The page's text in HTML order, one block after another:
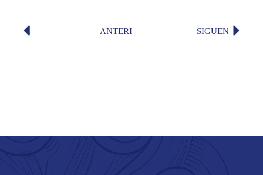
ANTERIOR «Tengo celos» (Rosario Sansores)
SIGUENTE